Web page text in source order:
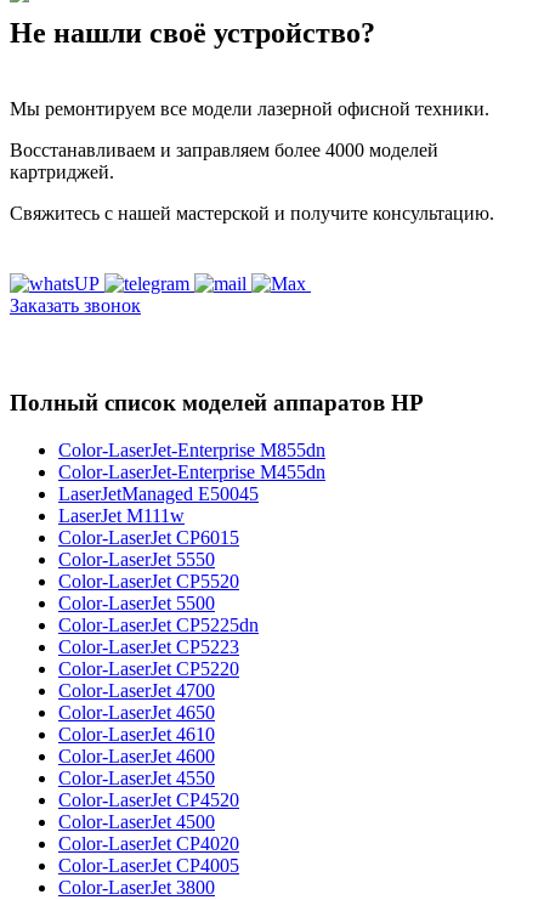
Не нашли своё устройство?
Мы ремонтируем все модели лазерной офисной техники.
Восстанавливаем и заправляем более 4000 моделей
картриджей.
Свяжитесь с нашей мастерской и получите консультацию.
Заказать звонок
Полный список моделей аппаратов HP
Color-LaserJet-Enterprise M855dn
Color-LaserJet-Enterprise M455dn
LaserJetManaged E50045
LaserJet M111w
Color-LaserJet CP6015
Color-LaserJet 5550
Color-LaserJet CP5520
Color-LaserJet 5500
Color-LaserJet CP5225dn
Color-LaserJet CP5223
Color-LaserJet CP5220
Color-LaserJet 4700
Color-LaserJet 4650
Color-LaserJet 4610
Color-LaserJet 4600
Color-LaserJet 4550
Color-LaserJet CP4520
Color-LaserJet 4500
Color-LaserJet CP4020
Color-LaserJet CP4005
Color-LaserJet 3800